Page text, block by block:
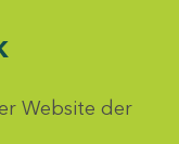
Website der